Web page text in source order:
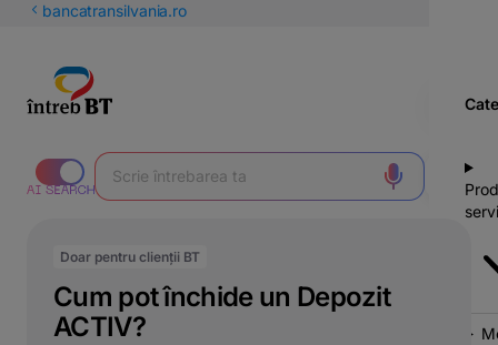
latineștibancatransilvania.ro
Doar pentru clienții BT
Cum pot închide un Depozit
ACTIV?